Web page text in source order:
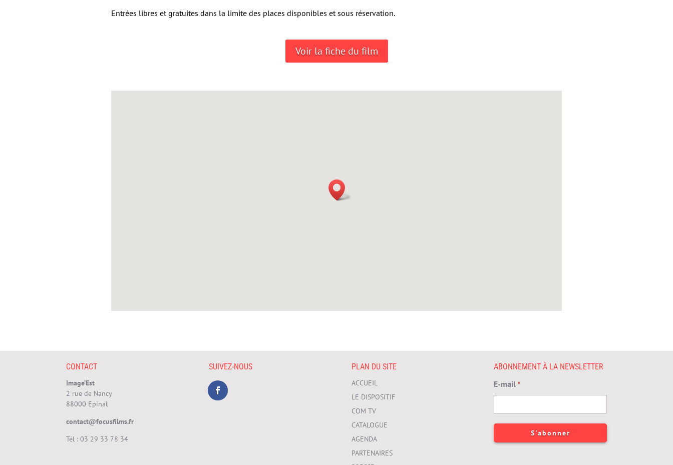
Entrées libres et gratuites dans la limite des places disponibles et sous réservation.
Voir la fiche du film
CONTACT
Image’Est
2 rue de Nancy
88000 Epinal
contact@focusfilms.fr
Tél : 03 29 33 78 34
SUIVEZ-NOUS PLAN DU SITE
ACCUEIL
LE DISPOSITIF
COM TV
CATALOGUE
AGENDA
PARTENAIRES
ABONNEMENT À LA NEWSLETTER
E-mail *